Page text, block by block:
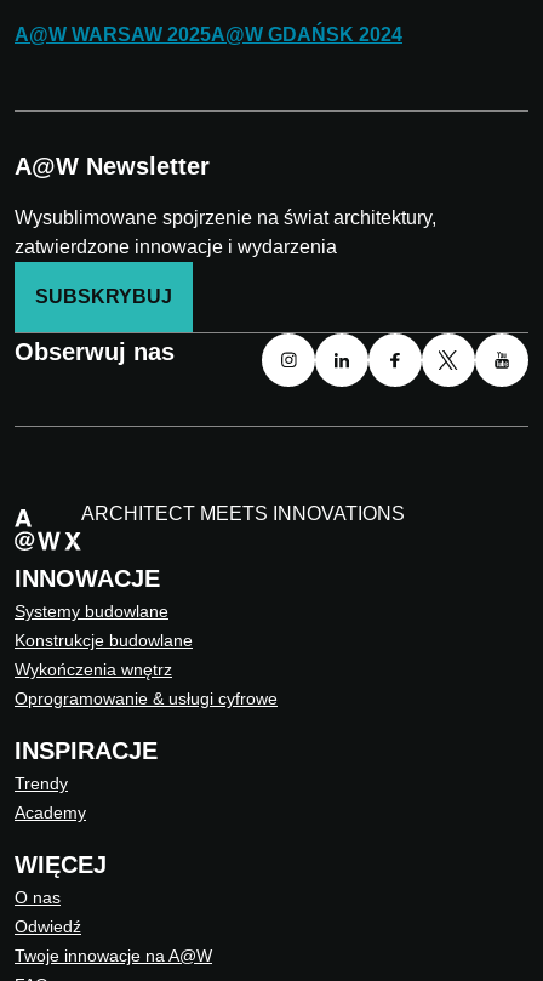
A@W WARSAW 2025A@W GDAŃSK 2024
A@W Newsletter
Wysublimowane spojrzenie na świat architektury,
zatwierdzone innowacje i wydarzenia
SUBSKRYBUJ
Obserwuj nas
ARCHITECT MEETS INNOVATIONS
INNOWACJE
Systemy budowlane
Konstrukcje budowlane
Wykończenia wnętrz
Oprogramowanie & usługi cyfrowe
INSPIRACJE
Trendy
Academy
WIĘCEJ
O nas
Odwiedź
Twoje innowacje na A@W